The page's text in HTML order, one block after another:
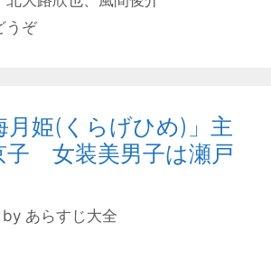
うぞ
月姫(くらげひめ)」主
子 女装美男子は瀬戸
by あらすじ大全